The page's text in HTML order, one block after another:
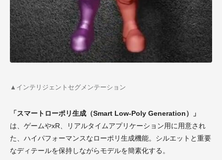
▲インテリジェントセグメンテーション
「スマートローポリ生成（Smart Low-Poly Generation）」
は、ゲームやxR、リアルタイムアプリケーション用に用意され
た、ハイパフォーマンスなローポリ生成機能。シルエットと重要
なディテールを保持しながらモデルを簡素化する。